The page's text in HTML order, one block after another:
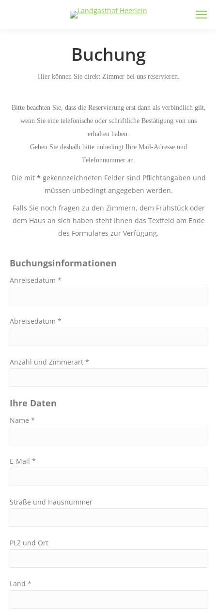
Buchung
Hier können Sie direkt Zimmer bei uns reservieren.
Bitte beachten Sie, dass die Reservierung erst dann als verbindlich gilt,
wenn Sie eine telefonische oder schriftliche Bestätigung von uns
erhalten haben.
Geben Sie deshalb bitte unbedingt Ihre Mail-Adresse und
Telefonnummer an.
Die mit * gekennzeichneten Felder sind Pflichtangaben und
müssen unbedingt angegeben werden.
Falls Sie noch fragen zu den Zimmern, dem Frühstück oder
dem Haus an sich haben steht Ihnen das Textfeld am Ende
des Formulares zur Verfügung.
Buchungsinformationen
Anreisedatum *
Abreisedatum *
Anzahl und Zimmerart *
Ihre Daten
Name *
E-Mail *
Straße und Hausnummer
PLZ und Ort
Land *